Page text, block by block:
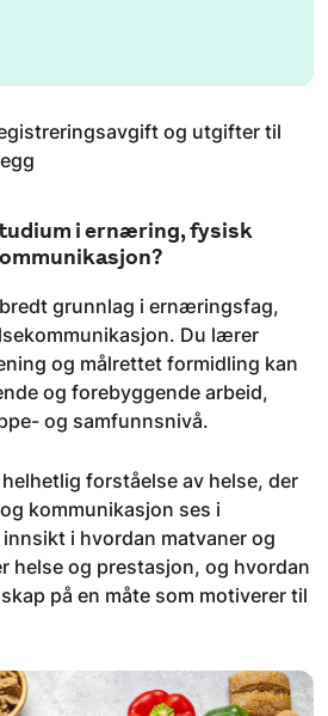
og utgifter til
i ernæring, fysisk
grunnlag i ernæringsfag,
Du lærer
og målrettet formidling kan
og forebyggende arbeid,
og samfunnsnivå.
forståelse av helse, der
kommunikasjon ses i
i hvordan matvaner og
helse og prestasjon, og hvordan
på en måte som motiverer til